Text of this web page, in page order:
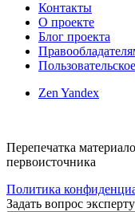
Контакты
О проекте
Блог проекта
Zen Yandex
Перепечатка
первоисточника
Политика
Задать вопрос эксперту